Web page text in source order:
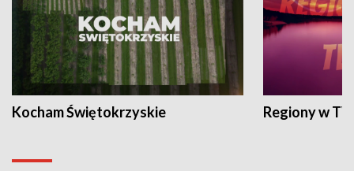
Kocham Świętokrzyskie Regiony w